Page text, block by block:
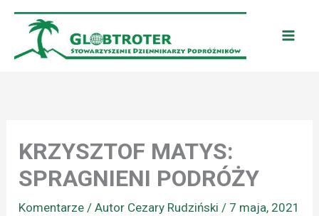
Przejdź
treści
KRZYSZTOF MATYS:
SPRAGNIENI PODRÓŻY
Komentarze / Autor Cezary Rudziński/ 7 maja, 2021